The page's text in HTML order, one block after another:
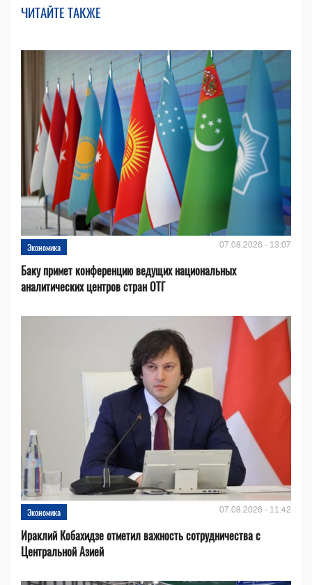
ЧИТАЙТЕ ТАКЖЕ
Экономика 07.08.2026 - 13:07
Баку примет конференцию ведущих национальных
аналитических центров стран ОТГ
Экономика 07.08.2026 - 11:42
Ираклий Кобахидзе отметил важность сотрудничества с
Центральной Азией